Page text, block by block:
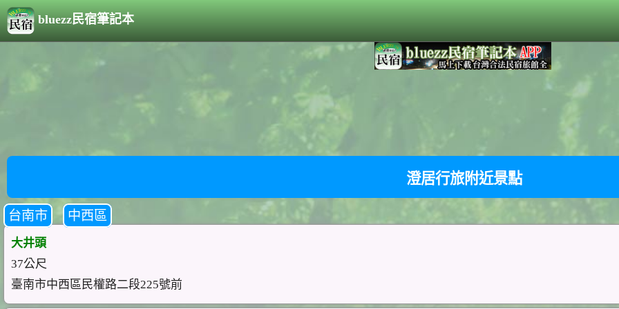
bluezz民宿筆記本
澄居行旅附近景點
台南市 中西區
大井頭
37公尺
臺南市中西區民權路二段225號前